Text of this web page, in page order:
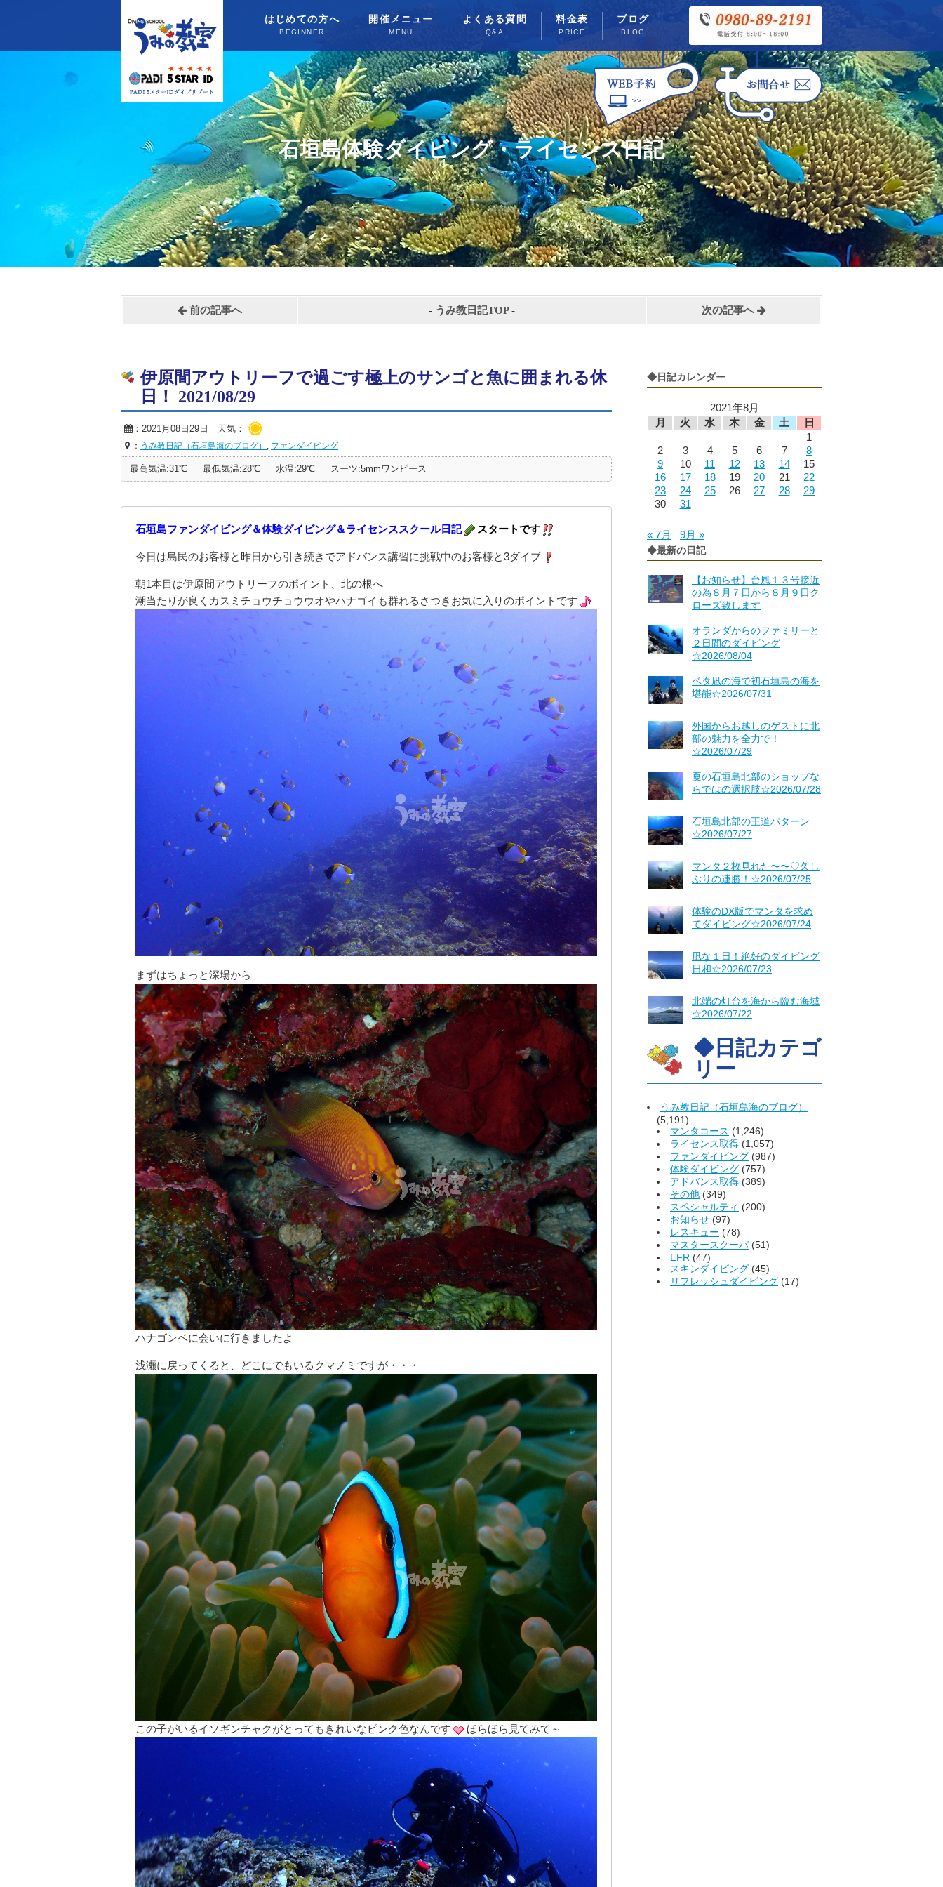
はじめての方へ
BEGINNER
開催メニュー
MENU
よくある質問
Q&A
料金表
PRICE
ブログ
BLOG
石垣島体験ダイビング・ライセンス日記
前の記事へ - うみ教日記TOP- 次の記事へ
◆日記カレンダー
2021年8月
月
火 水 木 金 土
日
1
2
3 4 5 6 7
8
9
10 11 12 13 14
15
16
17 18 19 20 21
22
23
24 25 26 27 28
29
30
31
« 7月 9月 »
◆最新の日記
【お知らせ】台風１３号接近
の為８月７日から８月９日ク
ローズ致します
オランダからのファミリーと
２日間のダイビング
☆2026/08/04
ベタ凪の海で初石垣島の海を
堪能☆2026/07/31
外国からお越しのゲストに北
部の魅力を全力で！
☆2026/07/29
夏の石垣島北部のショップな
らではの選択肢☆2026/07/28
石垣島北部の王道パターン
☆2026/07/27
マンタ２枚見れた〜〜♡久し
ぶりの連勝！☆2026/07/25
体験のDX版でマンタを求め
てダイビング☆2026/07/24
凪な１日！絶好のダイビング
日和☆2026/07/23
北端の灯台を海から臨む海域
☆2026/07/22
◆日記カテゴ
リー
うみ教日記（石垣島海のブログ）
(5,191)
マンタコース (1,246)
ライセンス取得 (1,057)
ファンダイビング (987)
体験ダイビング (757)
アドバンス取得 (389)
その他 (349)
スペシャルティ (200)
お知らせ (97)
レスキュー (78)
マスタースクーバ(51)
EFR (47)
スキンダイビング (45)
リフレッシュダイビング (17)
伊原間アウトリーフで過ごす極上のサンゴと魚に囲まれる休
日！ 2021/08/29
：2021月08日29日 天気：
： うみ教日記（石垣島海のブログ） , ファンダイビング
最高気温:31℃ 最低気温:28℃ 水温:29℃ スーツ:5mmワンピース
石垣島ファンダイビング＆体験ダイビング＆ライセンススクール日記 スタートです
今日は島民のお客様と昨日から引き続きでアドバンス講習に挑戦中のお客様と3ダイブ
朝1本目は伊原間アウトリーフのポイント、北の根へ
潮当たりが良くカスミチョウチョウウオやハナゴイも群れるさつきお気に入りのポイントです
まずはちょっと深場から
ハナゴンベに会いに行きましたよ
浅瀬に戻ってくると、どこにでもいるクマノミですが・・・
この子がいるイソギンチャクがとってもきれいなピンク色なんです ほらほら見てみて～